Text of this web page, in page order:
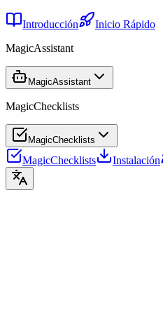
Introducción
Inicio Rápido
MagicAssistant
MagicAssistant
MagicChecklists
MagicChecklists
MagicChecklists Instalación